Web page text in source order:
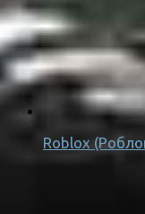
Roblox